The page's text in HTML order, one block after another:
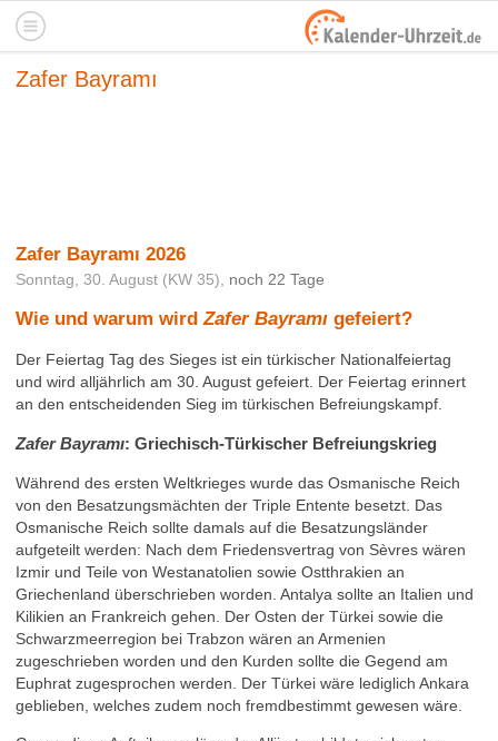
Zafer Bayramı
Zafer Bayramı 2026
Sonntag, 30. August (KW 35), noch 22 Tage
Wie und warum wirdZafer Bayramı gefeiert?
Der Feiertag Tag des Sieges ist ein türkischer Nationalfeiertag
und wird alljährlich am 30. August gefeiert. Der Feiertag erinnert
an den entscheidenden Sieg im türkischen Befreiungskampf.
Zafer Bayramı: Griechisch-Türkischer Befreiungskrieg
Während des ersten Weltkrieges wurde das Osmanische Reich
von den Besatzungsmächten der Triple Entente besetzt. Das
Osmanische Reich sollte damals auf die Besatzungsländer
aufgeteilt werden: Nach dem Friedensvertrag von Sèvres wären
Izmir und Teile von Westanatolien sowie Ostthrakien an
Griechenland überschrieben worden. Antalya sollte an Italien und
Kilikien an Frankreich gehen. Der Osten der Türkei sowie die
Schwarzmeerregion bei Trabzon wären an Armenien
zugeschrieben worden und den Kurden sollte die Gegend am
Euphrat zugesprochen werden. Der Türkei wäre lediglich Ankara
geblieben, welches zudem noch fremdbestimmt gewesen wäre.